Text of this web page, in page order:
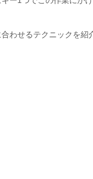
わせるテクニックを紹